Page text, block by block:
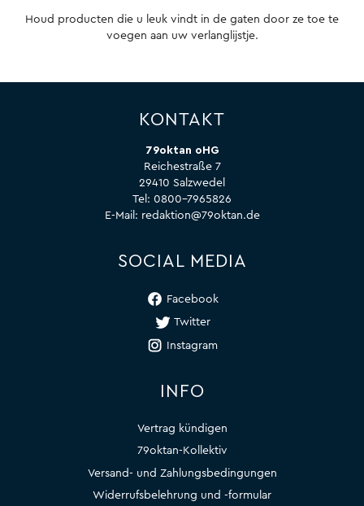
Houd producten die u leuk vindt in de gaten door ze toe te
voegen aan uw verlanglijstje.
KONTAKT
79oktan oHG
Reichestraße 7
29410 Salzwedel
Tel: 0800-7965826
E-Mail: redaktion@79oktan.de
SOCIAL MEDIA
Facebook
Twitter
Instagram
INFO
Vertrag kündigen
79oktan-Kollektiv
Versand- und Zahlungsbedingungen
Widerrufsbelehrung und -formular